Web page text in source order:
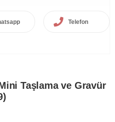
Telefon
Taşlama ve Gravür